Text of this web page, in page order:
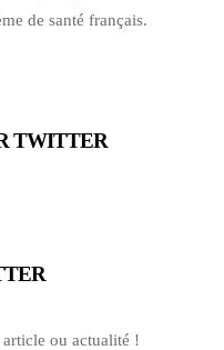
de santé français.
TWITTER
ou actualité !